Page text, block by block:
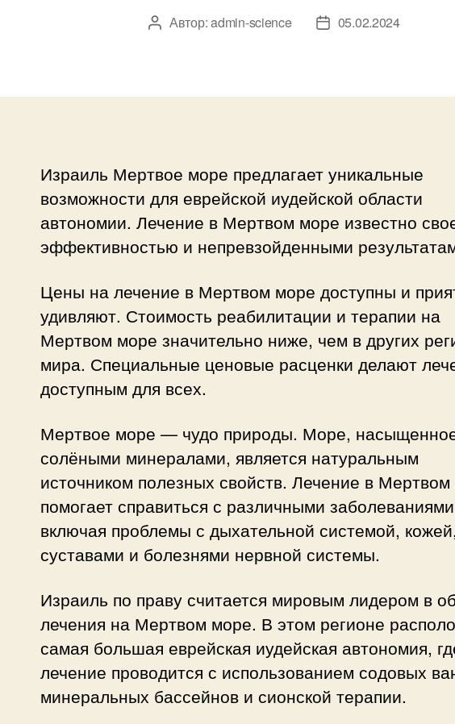
Автор
Автор:admin-science
Дата05.02.2024
Израиль Мертвое море предлагает уникальные
возможности для еврейской иудейской области
автономии. Лечение в Мертвом море известно
эффективностью и непревзойденными
Цены на лечение в Мертвом море доступны и
удивляют. Стоимость реабилитации и терапии на
Мертвом море значительно ниже, чем в других
мира. Специальные ценовые расценки делают
доступным для всех.
Мертвое море — чудо природы. Море,
солёными минералами, является натуральным
источником полезных свойств. Лечение в
помогает справиться с различными
включая проблемы с дыхательной системой, кожей,
суставами и болезнями нервной системы.
Израиль по праву считается мировым лидером в
лечения на Мертвом море. В этом регионе
самая большая еврейская иудейская автономия,
лечение проводится с использованием содовых
минеральных бассейнов и сионской терапии.